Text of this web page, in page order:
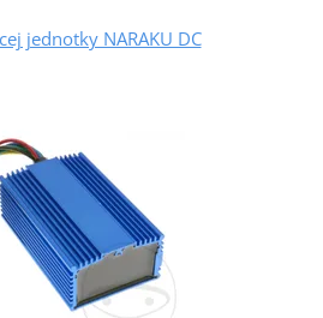
jednotky NARAKU DC